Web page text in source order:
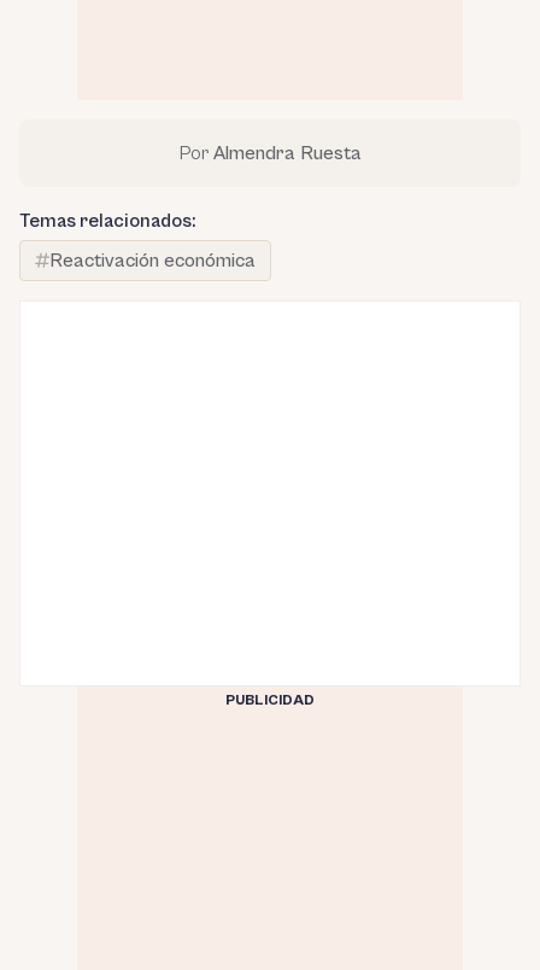
Por Almendra Ruesta
Temas relacionados:
Reactivación económica
PUBLICIDAD